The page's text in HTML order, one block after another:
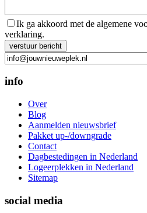
Ik ga akkoord met de algemene
verklaring.
Gelieve dit veld leeg te laten.
info
Over
Blog
Aanmelden nieuwsbrief
Pakket up-/downgrade
Contact
Dagbestedingen in Nederland
Logeerplekken in Nederland
Sitemap
social media